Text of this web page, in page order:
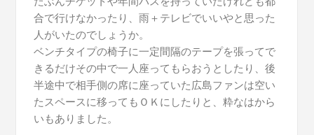
合で行けなかったり、雨＋テレビでいいやと思った
人がいたのでしょうか。
ベンチタイプの椅子に一定間隔のテープを張ってで
きるだけその中で一人座ってもらおうとしたり、後
半途中で相手側の席に座っていた広島ファンは空い
たスペースに移ってもＯＫにしたりと、粋なはから
いもありました。